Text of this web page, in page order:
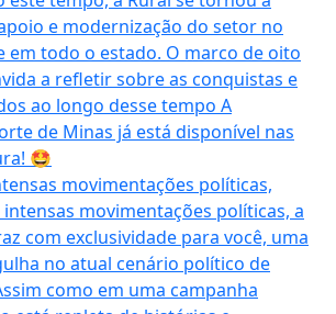
movimentações políticas,